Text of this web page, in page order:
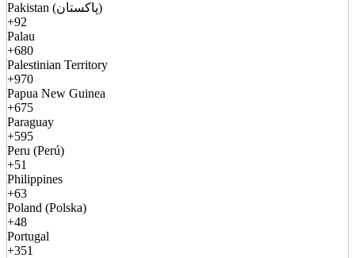
Pakistan (پاکستان)
+92
Palau
+680
Palestinian Territory
+970
Papua New Guinea
+675
Paraguay
+595
Peru (Perú)
+51
Philippines
+63
Poland (Polska)
+48
Portugal
+351